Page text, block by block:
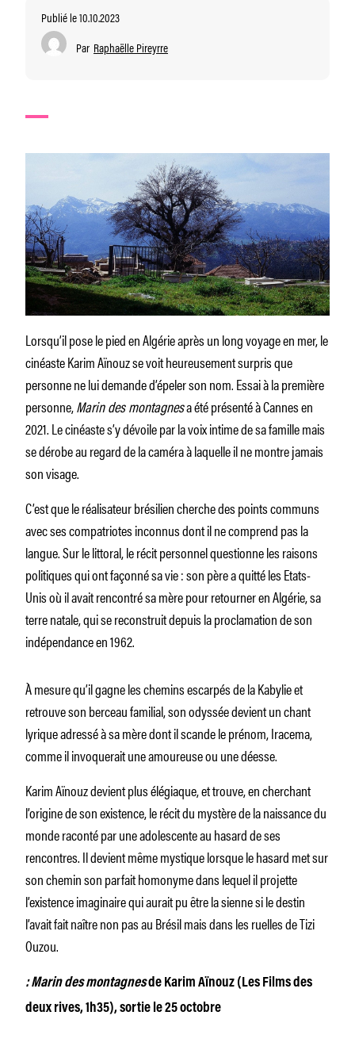
Publié le 10.10.2023
Par Raphaëlle Pireyrre
Lorsqu’il pose le pied en Algérie après un long voyage en mer, le
cinéaste Karim Aïnouz se voit heureusement surpris que
personne ne lui demande d’épeler son nom. Essai à la première
personne,Marin des montagnesa été présenté à Cannes en
2021. Le cinéaste s’y dévoile par la voix intime de sa famille mais
se dérobe au regard de la caméra à laquelle il ne montre jamais
son visage.
C’est que le réalisateur brésilien cherche des points communs
avec ses compatriotes inconnus dont il ne comprend pas la
langue. Sur le littoral, le récit personnel questionne les raisons
politiques qui ont façonné sa vie : son père a quitté les Etats-
Unis où il avait rencontré sa mère pour retourner en Algérie, sa
terre natale, qui se reconstruit depuis la proclamation de son
indépendance en 1962.
À mesure qu’il gagne les chemins escarpés de la Kabylie et
retrouve son berceau familial, son odyssée devient un chant
lyrique adressé à sa mère dont il scande le prénom, Iracema,
comme il invoquerait une amoureuse ou une déesse.
Karim Aïnouz devient plus élégiaque, et trouve, en cherchant
l’origine de son existence, le récit du mystère de la naissance du
monde raconté par une adolescente au hasard de ses
rencontres. Il devient même mystique lorsque le hasard met sur
son chemin son parfait homonyme dans lequel il projette
l’existence imaginaire qui aurait pu être la sienne si le destin
l’avait fait naître non pas au Brésil mais dans les ruelles de Tizi
Ouzou.
: Marin des montagnesde Karim Aïnouz (Les Films des
deux rives, 1h35), sortie le 25 octobre